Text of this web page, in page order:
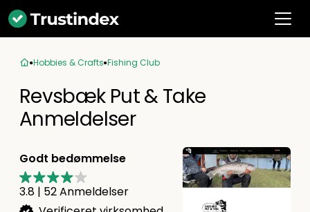
Hobbies & Crafts Fishing Club
Revsbæk Put & Take
Anmeldelser
Godt bedømmelse
3.8 | 52Anmeldelser